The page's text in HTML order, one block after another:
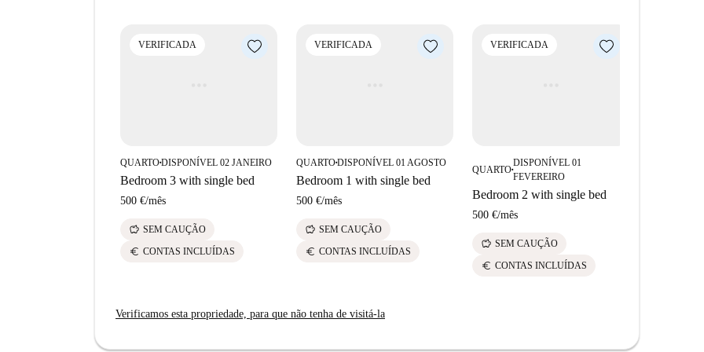
VERIFICADA
QUARTO■DISPONÍVEL 02 JANEIRO
Bedroom 3 with single bed
500 €/mês
savings SEM CAUÇÃO
euro CONTAS INCLUÍDAS
VERIFICADA
QUARTO■DISPONÍVEL 01 AGOSTO
Bedroom 1 with single bed
500 €/mês
savings SEM CAUÇÃO
euro CONTAS INCLUÍDAS
VERIFICADA
QUARTO■
DISPONÍVEL 01
FEVEREIRO
Bedroom 2 with single bed
500 €/mês
savings SEM CAUÇÃO
euro CONTAS INCLUÍDAS
Verificamos esta propriedade, para que não tenha de visitá-la